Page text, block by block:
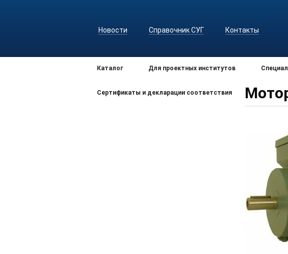
Новости Справочник СУГ Контакты
Каталог Для проектных институтов
Сертификаты и декларации соответствия